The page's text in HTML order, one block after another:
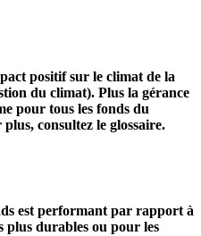
positif sur le climat de la
du climat). Plus la gérance
pour tous les fonds du
consultez le glossaire.
est performant par rapport à
plus durables ou pour les